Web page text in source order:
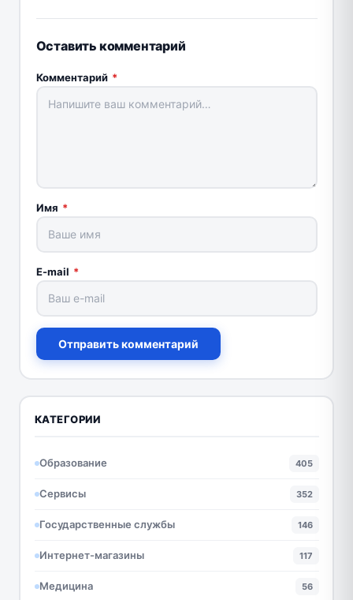
Оставить комментарий
Комментарий *
Имя *
E-mail *
Отправить комментарий
КАТЕГОРИИ
Образование 405
Сервисы 352
Государственные службы 146
Интернет-магазины 117
Медицина 56